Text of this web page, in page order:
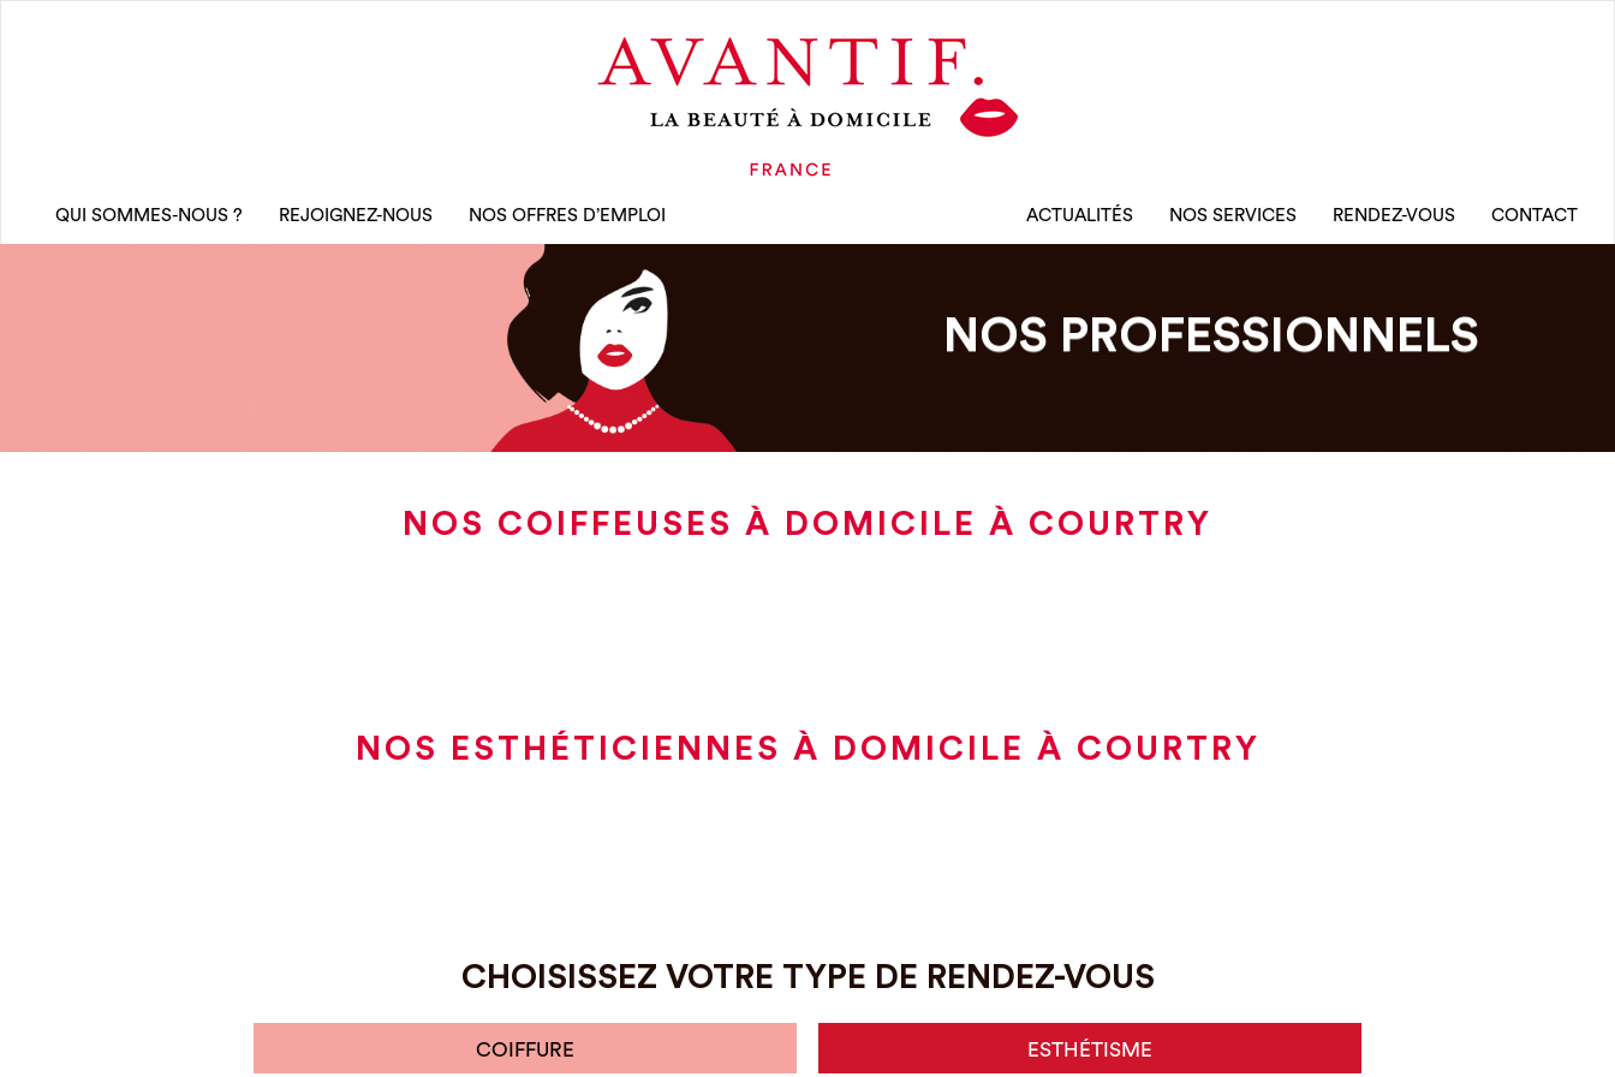
QUI SOMMES-NOUS ? REJOIGNEZ-NOUS NOS OFFRES D’EMPLOI ACTUALITÉS NOS SERVICES RENDEZ-VOUS CONTACT
NOS PROFESSIONNELS
NOS COIFFEUSES À DOMICILE À COURTRY
NOS ESTHÉTICIENNES À DOMICILE À COURTRY
CHOISISSEZ VOTRE TYPE DE RENDEZ-VOUS
COIFFURE ESTHÉTISME